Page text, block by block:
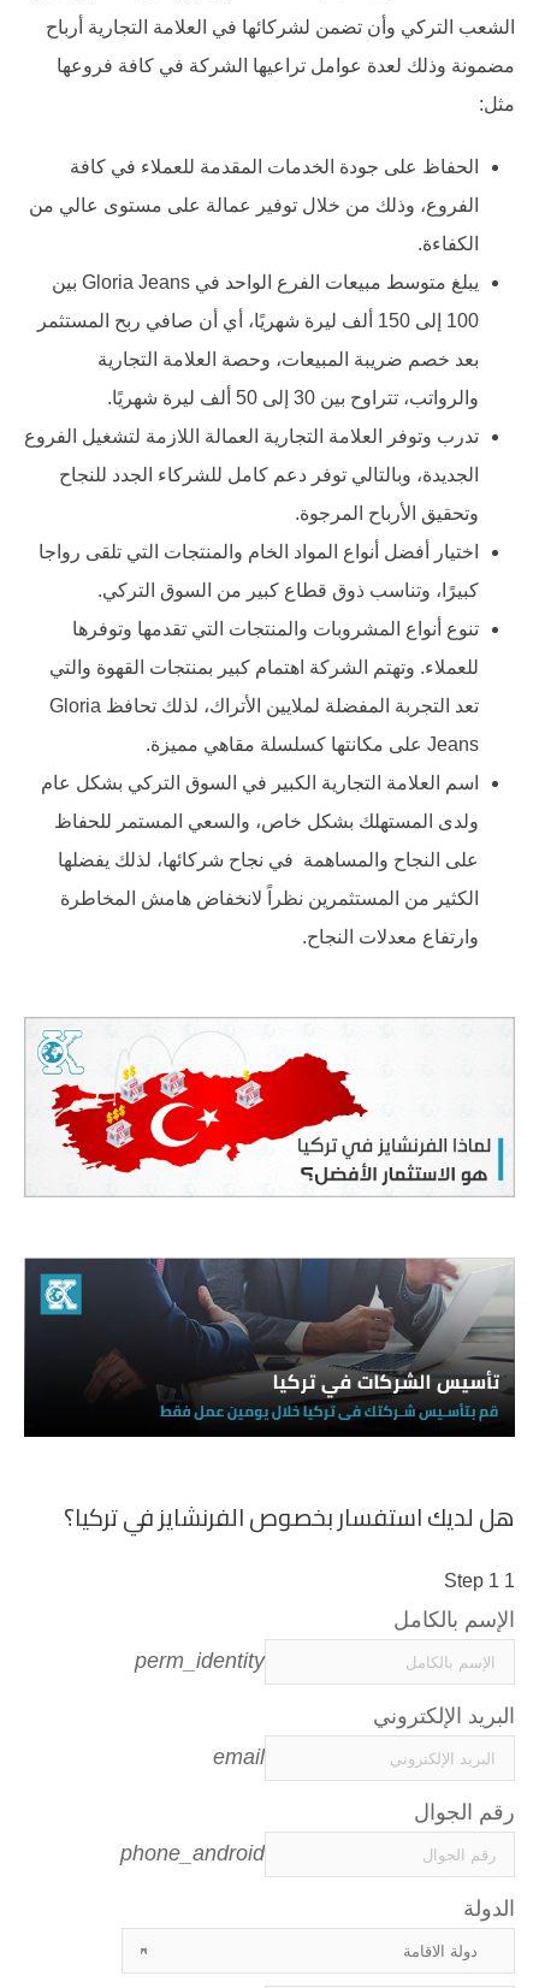
الشعب التركي وأن تضمن لشركائها في العلامة التجارية أرباح
مضمونة وذلك لعدة عوامل تراعيها الشركة في كافة فروعها
مثل:
الحفاظ على جودة الخدمات المقدمة للعملاء في كافة
الفروع، وذلك من خلال توفير عمالة على مستوى عالي من
الكفاءة.
يبلغ متوسط مبيعات الفرع الواحد في Gloria Jeans بين
100 إلى 150 ألف ليرة شهريًا، أي أن صافي ربح المستثمر
بعد خصم ضريبة المبيعات، وحصة العلامة التجارية
والرواتب، تتراوح بين 30 إلى 50 ألف ليرة شهريًا.
تدرب وتوفر العلامة التجارية العمالة اللازمة لتشغيل الفروع
الجديدة، وبالتالي توفر دعم كامل للشركاء الجدد للنجاح
وتحقيق الأرباح المرجوة.
اختيار أفضل أنواع المواد الخام والمنتجات التي تلقى رواجا
كبيرًا، وتناسب ذوق قطاع كبير من السوق التركي.
تنوع أنواع المشروبات والمنتجات التي تقدمها وتوفرها
للعملاء. وتهتم الشركة اهتمام كبير بمنتجات القهوة والتي
تعد التجربة المفضلة لملايين الأتراك، لذلك تحافظ Gloria
Jeans على مكانتها كسلسلة مقاهي مميزة.
اسم العلامة التجارية الكبير في السوق التركي بشكل عام
ولدى المستهلك بشكل خاص، والسعي المستمر للحفاظ
على النجاح والمساهمة في نجاح شركائها، لذلك يفضلها
الكثير من المستثمرين نظراً لانخفاض هامش المخاطرة
وارتفاع معدلات النجاح.
هل لديك استفسار بخصوص الفرنشايز في تركيا؟
1
Step 1
الإسم بالكامل
perm_identity
البريد الإلكتروني
email
رقم الجوال
phone_android
الدولة